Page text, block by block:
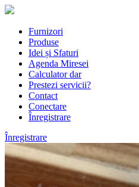
Furnizori
Produse
Idei și Sfaturi
Agenda Miresei
Calculator dar
Prestezi servicii?
Contact
Conectare
Înregistrare
Înregistrare